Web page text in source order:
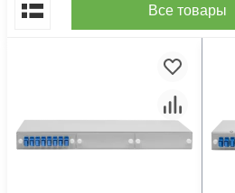
Все товары
По популярности